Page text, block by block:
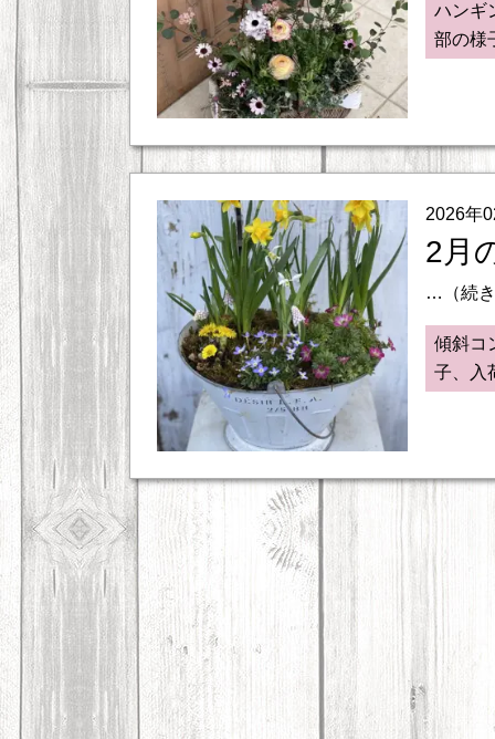
ハンギ
部の様
2026年
2月
…（続
傾斜コ
子、入